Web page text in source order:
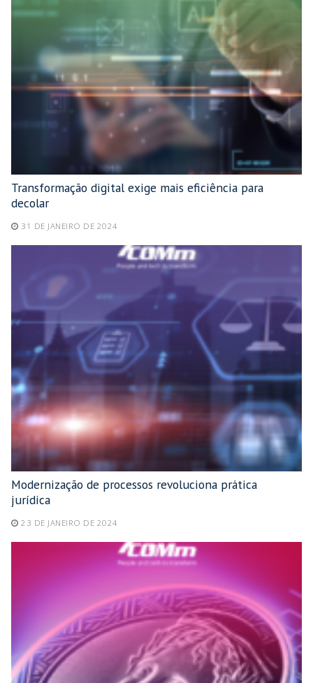
Transformação digital exige mais eficiência para
decolar
31 DE JANEIRO DE 2024
Modernização de processos revoluciona prática
jurídica
23 DE JANEIRO DE 2024